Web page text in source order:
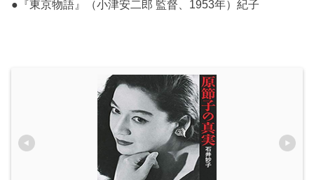
●『東京物語』（小津安二郎 監督、1953年）紀子